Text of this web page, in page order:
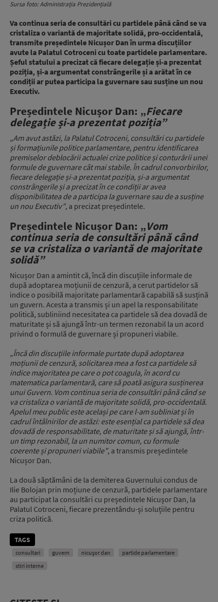
Sursa foto: Administrația Prezidențială
Va continua seria de consultări cu partidele până când se va
cristaliza o variantă de majoritate solidă, pro-occidentală,
transmite președintele Nicușor Dan în urma discuțiilor
avute la Palatul Cotroceni cu toate partidele parlamentare.
Șeful statului a precizat că fiecare delegație și-a prezentat
poziția, și-a argumentat constrângerile și a arătat în ce
condiții ar putea participa la guvernare sau susține un nou
Executiv.
Președintele Nicușor Dan: „Fiecare
delegație și-a prezentat poziția”
„Am avut astăzi, la Palatul Cotroceni, consultări cu partidele
și formațiunile politice parlamentare, pentru identificarea
premiselor deblocării actualei crize politice și conturării unei
formule de guvernare cât mai stabile. În cadrul convorbirilor,
fiecare delegație și-a prezentat poziția, și-a argumentat
constrângerile și a precizat în ce condiții ar avea
disponibilitatea de a participa la guvernare sau de a susține
un nou Executiv”, a precizat președintele.
Președintele Nicușor Dan: „Vom
continua seria de consultări până când
se va cristaliza o variantă de majoritate
solidă”
Nicușor Dan a amintit că, încă din discuțiile informale de
după adoptarea moțiunii de cenzură, a cerut partidelor să
indice o posibilă majoritate parlamentară capabilă să susțină
un guvern. Acesta a transmis și un apel la responsabilitate
politică, subliniind necesitatea ca partidele să dea dovadă de
maturitate și să ajungă într-un termen rezonabil la un acord
privind o formulă de guvernare și propuneri viabile.
„Încă din discuțiile informale purtate după adoptarea
moțiunii de cenzură, solicitarea mea a fost ca partidele să
indice majoritatea pe care o pot coagula, în acord cu
matematica parlamentară, care să poată asigura susținerea
unui Guvern. Vom continua seria de consultări până când se
va cristaliza o variantă de majoritate solidă, pro-occidentală.
Apelul meu public este același pe care l-am subliniat și în
cadrul întâlnirilor de astăzi: este esențial ca partidele să dea
dovadă de responsabilitate, de maturitate și să ajungă, într-
un timp rezonabil, la un numitor comun, cu formule
coerente și propuneri viabile”, a transmis președintele
Nicușor Dan.
La două săptămâni de la demiterea Guvernului condus de
Ilie Bolojan prin moțiune de cenzură, partidele parlamentare
au participat la consultări cu președintele Nicușor Dan, la
Palatul Cotroceni, fiecare prezentându-și soluțiile pentru
criza politică.
TAGS
consultari guvern nicușor dan
partide parlamentare
stiri interne